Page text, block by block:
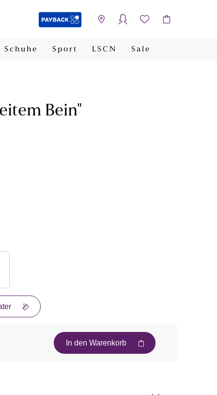
Schuhe Sport LSCN Sale
Bein"
In den Warenkorb